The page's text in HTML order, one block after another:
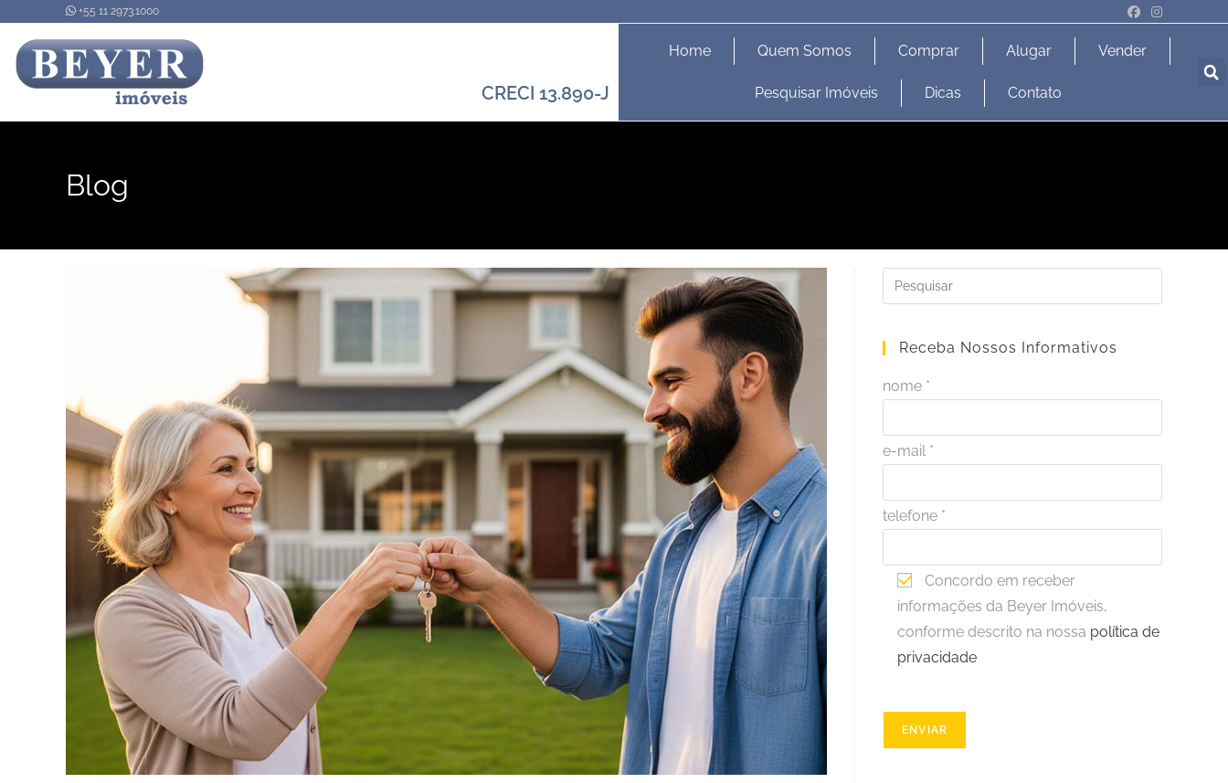
+55 11 2973.1000
CRECI 13.890-J
Home Quem Somos Comprar Alugar Vender
Pesquisar Imóveis Dicas Contato
Blog
Receba Nossos Informativos
nome *
e-mail *
telefone *
Concordo em receber
informações da Beyer Imóveis,
conforme descrito na nossa política de
privacidade